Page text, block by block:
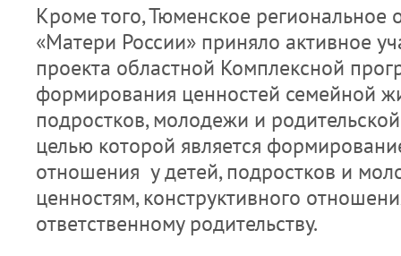
Кроме того, Тюменское региональное
«Матери России» приняло активное
проекта областной Комплексной
формирования ценностей семейной
подростков, молодежи и
целью которой является
отношения у детей, подростков и
ценностям, конструктивного
ответственному родительству.